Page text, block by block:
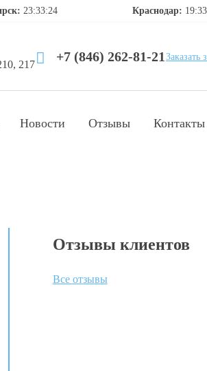
23:33:24 Краснодар:
217
+7 (846) 262-81-21 Заказать
Новости Отзывы Контакты
Отзывы клиентов
Все отзывы